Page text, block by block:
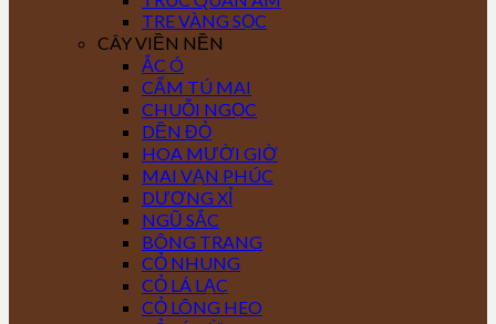
TRE VÀNG SỌC
CÂY VIỀN NỀN
ẮC Ó
CẨM TÚ MAI
CHUỖI NGỌC
DỀN ĐỎ
HOA MƯỜI GIỜ
MAI VẠN PHÚC
DƯƠNG XỈ
NGŨ SẮC
BÔNG TRANG
CỎ NHUNG
CỎ LÁ LẠC
CỎ LÔNG HEO